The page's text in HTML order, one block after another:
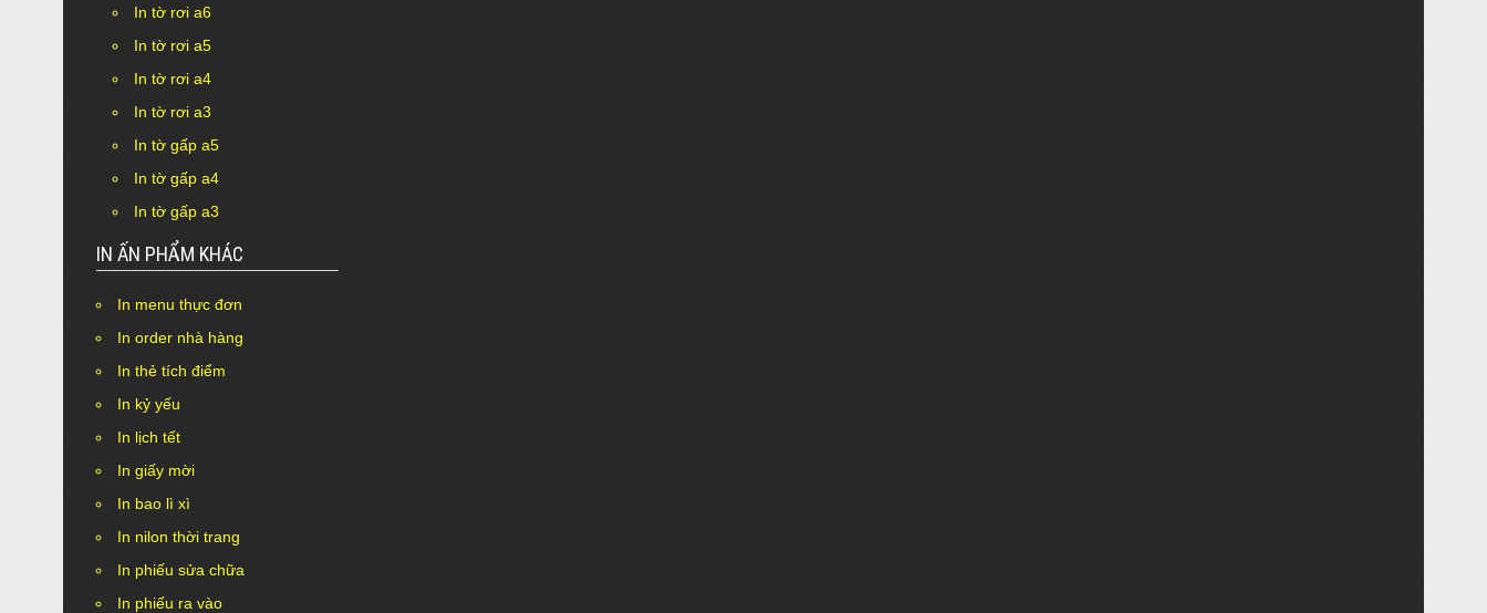
In tờ rơi a6
In tờ rơi a5
In tờ rơi a4
In tờ rơi a3
In tờ gấp a5
In tờ gấp a4
In tờ gấp a3
IN ẤN PHẨM KHÁC
In menu thực đơn
In order nhà hàng
In thẻ tích điểm
In kỷ yếu
In lịch tết
In giấy mời
In bao lì xì
In nilon thời trang
In phiếu sửa chữa
In phiếu ra vào